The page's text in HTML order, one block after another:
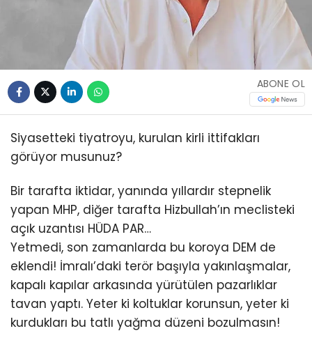
ABONE OL
Siyasetteki tiyatroyu, kurulan kirli ittifakları
görüyor musunuz?
Bir tarafta iktidar, yanında yıllardır stepnelik
yapan MHP, diğer tarafta Hizbullah’ın meclisteki
açık uzantısı HÜDA PAR…
Yetmedi, son zamanlarda bu koroya DEM de
eklendi! İmralı’daki terör başıyla yakınlaşmalar,
kapalı kapılar arkasında yürütülen pazarlıklar
tavan yaptı. Yeter ki koltuklar korunsun, yeter ki
kurdukları bu tatlı yağma düzeni bozulmasın!